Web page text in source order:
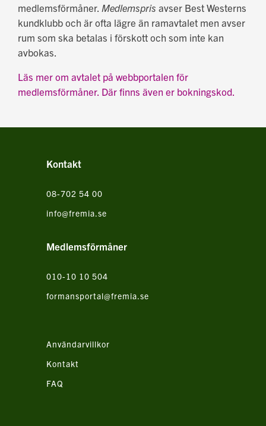
medlemsförmåner. Medlemspris avser Best Westerns
kundklubb och är ofta lägre än ramavtalet men avser
rum som ska betalas i förskott och som inte kan
avbokas.
Läs mer om avtalet på webbportalen för
medlemsförmåner. Där finns även er bokningskod.
Kontakt
08-702 54 00
info@fremia.se
Medlemsförmåner
010-10 10 504
formansportal@fremia.se
Användarvillkor
Kontakt
FAQ